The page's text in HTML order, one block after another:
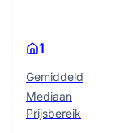
1
Gemiddeld
Mediaan
Prijsbereik